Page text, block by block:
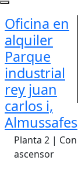
Oficina en
alquiler
Parque
industrial
rey juan
carlos i,
Almussafes
Planta 2 | Con
ascensor